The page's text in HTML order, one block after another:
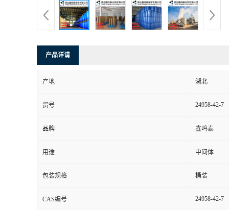
产品详请
产地 湖北
货号 24958-42-7
品牌 鑫鸣泰
用途 中间体
包装规格 桶装
CAS编号 24958-42-7